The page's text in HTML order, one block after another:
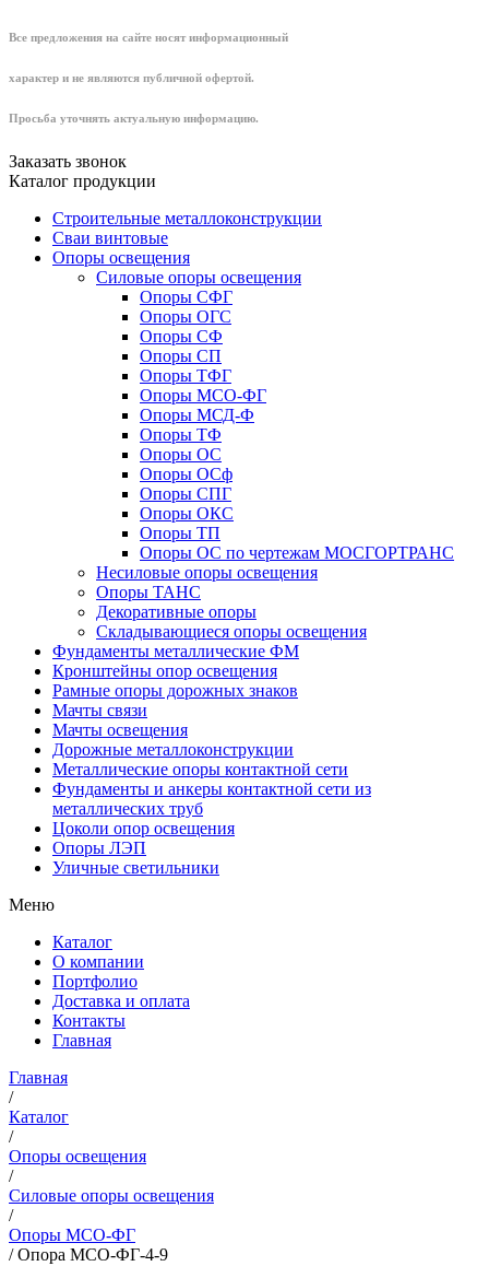
Все предложения на сайте носят информационный
характер и не являются публичной офертой.
Просьба уточнять актуальную информацию.
Заказать звонок
Каталог продукции
Строительные металлоконструкции
Сваи винтовые
Опоры освещения
Силовые опоры освещения
Опоры СФГ
Опоры ОГС
Опоры СФ
Опоры СП
Опоры ТФГ
Опоры МСО-ФГ
Опоры МСД-Ф
Опоры ТФ
Опоры ОС
Опоры ОСф
Опоры СПГ
Опоры ОКС
Опоры ТП
Опоры ОС по чертежам МОСГОРТРАНС
Несиловые опоры освещения
Опоры ТАНС
Декоративные опоры
Складывающиеся опоры освещения
Фундаменты металлические ФМ
Кронштейны опор освещения
Рамные опоры дорожных знаков
Мачты связи
Мачты освещения
Дорожные металлоконструкции
Металлические опоры контактной сети
Фундаменты и анкеры контактной сети из
металлических труб
Цоколи опор освещения
Опоры ЛЭП
Уличные светильники
Меню
Каталог
О компании
Портфолио
Доставка и оплата
Контакты
Главная
Главная
/
Каталог
/
Опоры освещения
/
Силовые опоры освещения
/
Опоры МСО-ФГ
/Опора МCО-ФГ-4-9